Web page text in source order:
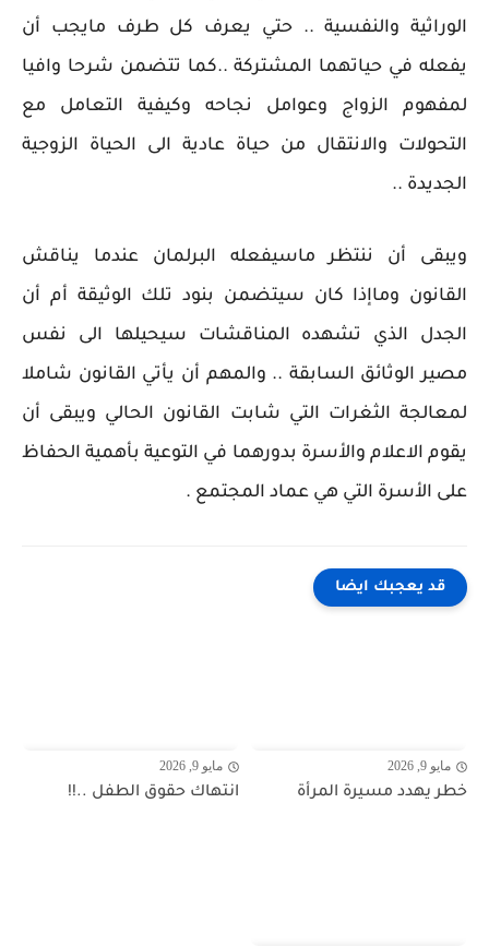
الوراثية والنفسية .. حتي يعرف كل طرف مايجب أن
يفعله في حياتهما المشتركة ..كما تتضمن شرحا وافيا
لمفهوم الزواج وعوامل نجاحه وكيفية التعامل مع
التحولات والانتقال من حياة عادية الى الحياة الزوجية
الجديدة ..
ويبقى أن ننتظر ماسيفعله البرلمان عندما يناقش
القانون وماإذا كان سيتضمن بنود تلك الوثيقة أم أن
الجدل الذي تشهده المناقشات سيحيلها الى نفس
مصير الوثائق السابقة .. والمهم أن يأتي القانون شاملا
لمعالجة الثغرات التي شابت القانون الحالي ويبقى أن
يقوم الاعلام والأسرة بدورهما في التوعية بأهمية الحفاظ
على الأسرة التي هي عماد المجتمع .
قد يعجبك ايضا
مايو 9, 2026
خطر يهدد مسيرة المرأة
مايو 9, 2026
انتهاك حقوق الطفل ..!!